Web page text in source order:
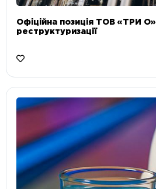
Офіційна позиція ТОВ «ТРИ
реструктуризації